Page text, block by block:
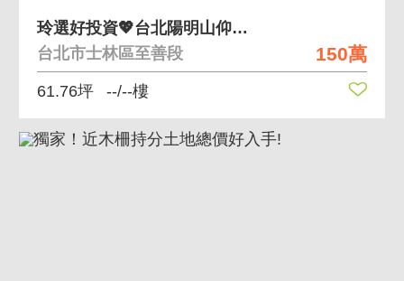
150萬
玲選好投資💖台北陽明山仰德大道旁秘境綠意土地
台北市士林區至善段
61.76坪 --/--樓